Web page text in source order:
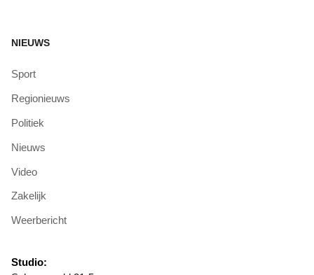
NIEUWS
Sport
Regionieuws
Politiek
Nieuws
Video
Zakelijk
Weerbericht
Studio: